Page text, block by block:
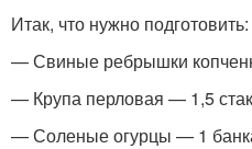
Итак, что нужно подготовить:
— Свиные ребрышки
— Крупа перловая — 1,5
— Соленые огурцы — 1